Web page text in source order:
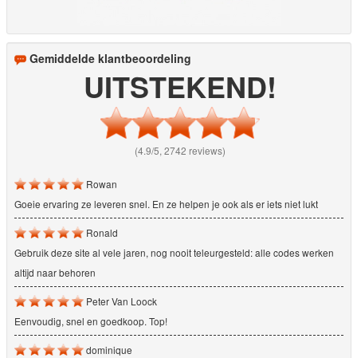
Gemiddelde klantbeoordeling
UITSTEKEND!
(4.9/5, 2742 reviews)
Rowan
Goeie ervaring ze leveren snel. En ze helpen je ook als er iets niet lukt
Ronald
Gebruik deze site al vele jaren, nog nooit teleurgesteld: alle codes werken
altijd naar behoren
Peter Van Loock
Eenvoudig, snel en goedkoop. Top!
dominique